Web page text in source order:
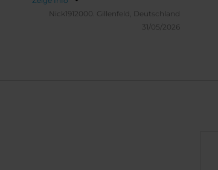
die Leute da Spaß in ihrem Beruf
haben (egal in welchem NH ich bis
Nick1912000. Gillenfeld, Deutschland
31/05/2026